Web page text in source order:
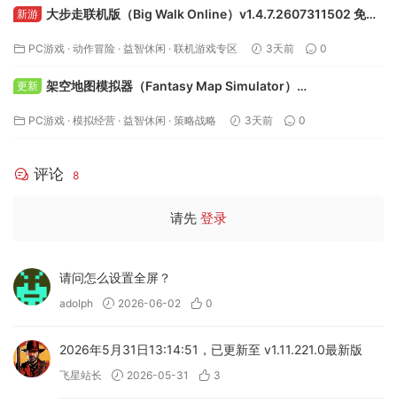
新游
大步走联机版（Big Walk Online）v1.4.7.2607311502 免安
PC游戏 · 动作冒险 · 益智休闲 · 联机游戏专区 3天前 0
更新 架空地图模拟器（Fantasy Map Simulator）
PC游戏 · 模拟经营 · 益智休闲 · 策略战略 3天前 0
评论 8
请先 登录
请问怎么设置全屏？
adolph 2026-06-02 0
2026年5月31日13:14:51，已更新至 v1.11.221.0最新版
飞星站长 2026-05-31 3